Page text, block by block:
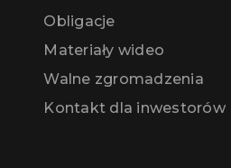
Obligacje
Materiały wideo
Walne zgromadzenia
Kontakt dla inwestorów